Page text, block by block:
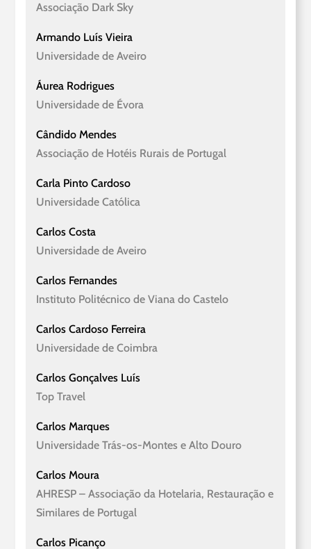
Associação Dark Sky
Armando Luís Vieira
Universidade de Aveiro
Áurea Rodrigues
Universidade de Évora
Cândido Mendes
Associação de Hotéis Rurais de Portugal
Carla Pinto Cardoso
Universidade Católica
Carlos Costa
Universidade de Aveiro
Carlos Fernandes
Instituto Politécnico de Viana do Castelo
Carlos Cardoso Ferreira
Universidade de Coimbra
Carlos Gonçalves Luís
Top Travel
Carlos Marques
Universidade Trás-os-Montes e Alto Douro
Carlos Moura
AHRESP – Associação da Hotelaria, Restauração e
Similares de Portugal
Carlos Picanço